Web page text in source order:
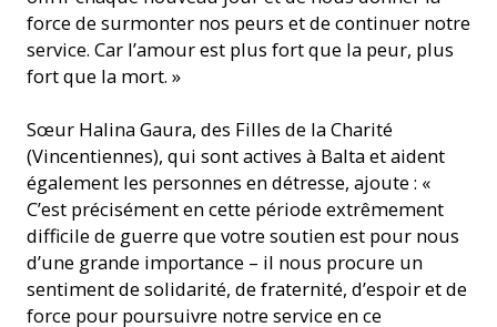
force de surmonter nos peurs et de continuer notre
service. Car l’amour est plus fort que la peur, plus
fort que la mort. »
Sœur Halina Gaura, des Filles de la Charité
(Vincentiennes), qui sont actives à Balta et aident
également les personnes en détresse, ajoute : «
C’est précisément en cette période extrêmement
difficile de guerre que votre soutien est pour nous
d’une grande importance – il nous procure un
sentiment de solidarité, de fraternité, d’espoir et de
force pour poursuivre notre service en ce